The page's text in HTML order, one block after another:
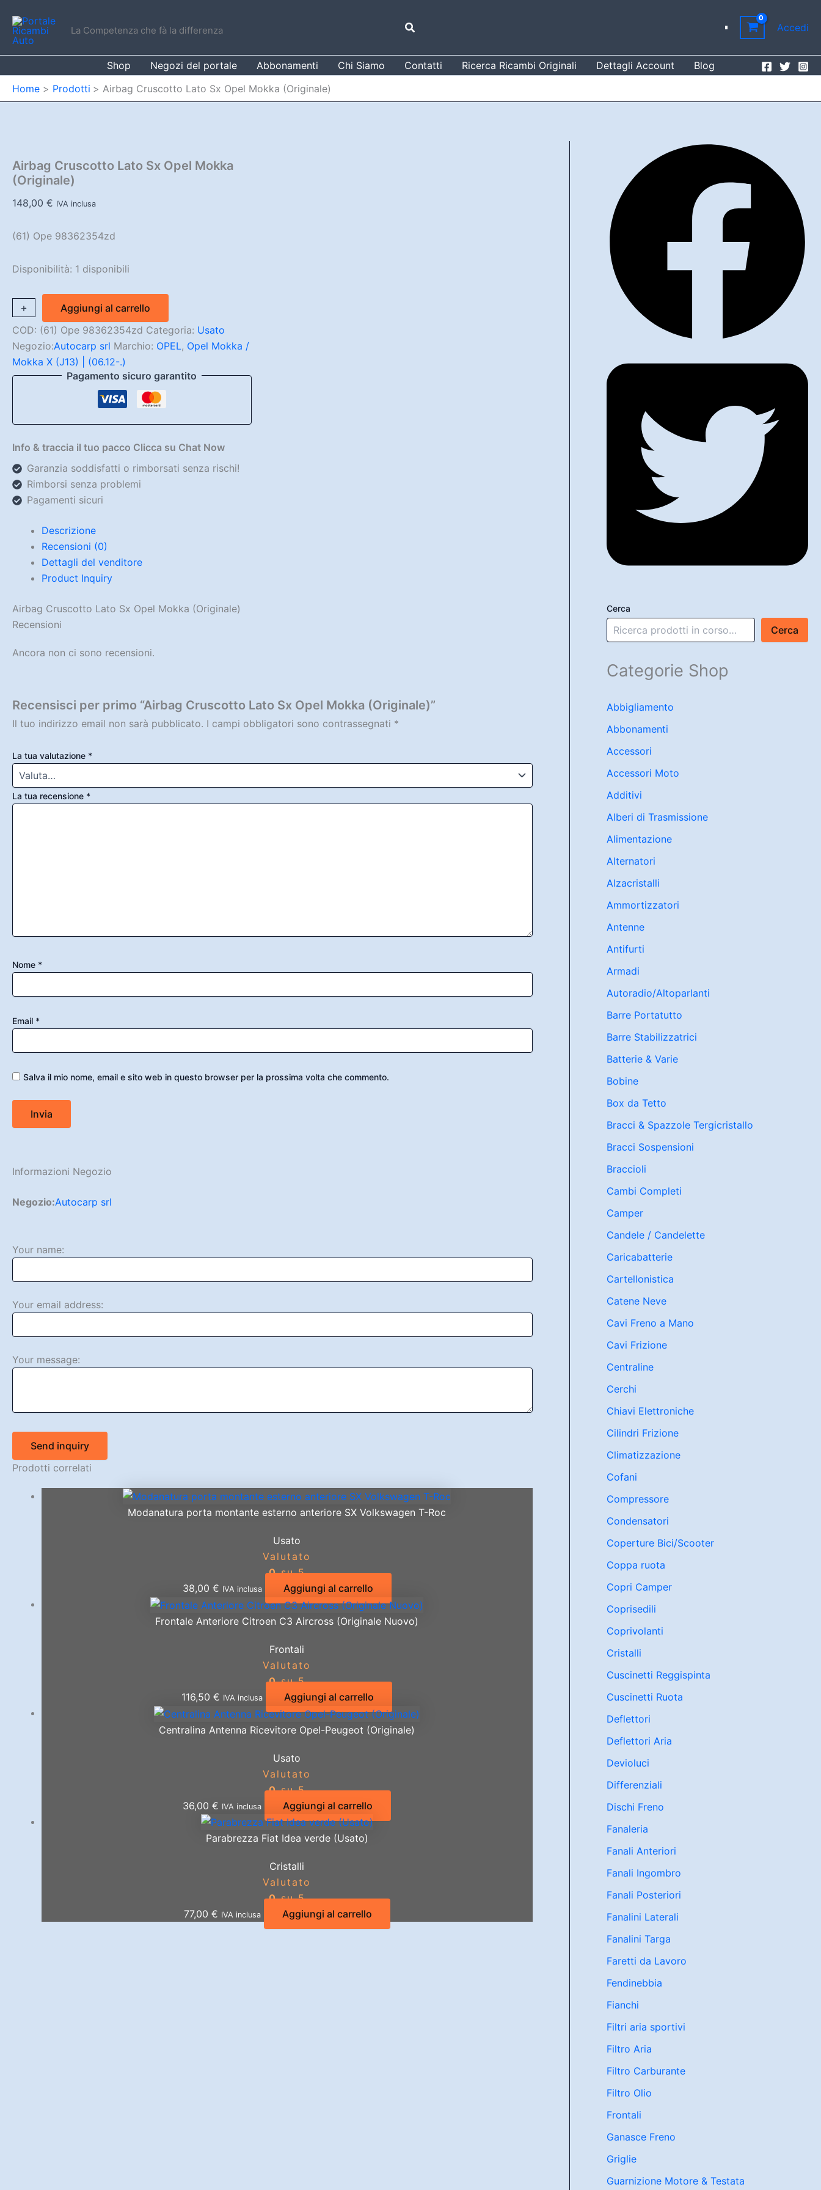
contenuto
La Competenza che fà la differenza Cerca Accedi
Shop Negozi del portale Abbonamenti Chi Siamo Contatti Ricerca Ricambi Originali Dettagli Account
Blog
Home
Prodotti Airbag Cruscotto Lato Sx Opel Mokka (Originale)
Airbag Cruscotto Lato Sx Opel Mokka
(Originale)
148,00 € IVA inclusa
(61) Ope 98362354zd
Disponibilità: 1 disponibili
-
Airbag
Cruscotto
Lato
Sx
Opel
Mokka
(Originale)
+
Aggiungi al carrello
COD: (61) Ope 98362354zd Categoria: Usato
Negozio:Autocarp srl Marchio: OPEL, Opel Mokka /
Mokka X (J13) | (06.12-.)
Pagamento sicuro garantito
Info & traccia il tuo pacco Clicca su Chat Now
Garanzia soddisfatti o rimborsati senza rischi!
Rimborsi senza problemi
Pagamenti sicuri
Descrizione
Recensioni (0)
Dettagli del venditore
Product Inquiry
Airbag Cruscotto Lato Sx Opel Mokka (Originale)
Recensioni
Ancora non ci sono recensioni.
Recensisci per primo “Airbag Cruscotto Lato Sx Opel Mokka (Originale)”
Il tuo indirizzo email non sarà pubblicato. I campi obbligatori sono contrassegnati *
La tua valutazione *
La tua recensione *
Nome *
Email *
Salva il mio nome, email e sito web in questo browser per la prossima volta che commento.
Informazioni Negozio
Negozio:Autocarp srl
Your name:
Your email address:
Your message:
Send inquiry
Prodotti correlati
Modanatura porta montante esterno anteriore SX Volkswagen T-Roc
Usato
Valutato
0su 5
38,00 € IVA inclusa Aggiungi al carrello
Frontale Anteriore Citroen C3 Aircross (Originale Nuovo)
Frontali
Valutato
0su 5
116,50€ IVA inclusa Aggiungi al carrello
Centralina Antenna Ricevitore Opel-Peugeot (Originale)
Usato
Valutato
0su 5
36,00€ IVA inclusa Aggiungi al carrello
Parabrezza Fiat Idea verde (Usato)
Cristalli
Valutato
0su 5
77,00 € IVA inclusa Aggiungi al carrello
Cerca
Cerca
Categorie Shop
Abbigliamento
Abbonamenti
Accessori
Accessori Moto
Additivi
Alberi di Trasmissione
Alimentazione
Alternatori
Alzacristalli
Ammortizzatori
Antenne
Antifurti
Armadi
Autoradio/Altoparlanti
Barre Portatutto
Barre Stabilizzatrici
Batterie & Varie
Bobine
Box da Tetto
Bracci & Spazzole Tergicristallo
Bracci Sospensioni
Braccioli
Cambi Completi
Camper
Candele / Candelette
Caricabatterie
Cartellonistica
Catene Neve
Cavi Freno a Mano
Cavi Frizione
Centraline
Cerchi
Chiavi Elettroniche
Cilindri Frizione
Climatizzazione
Cofani
Compressore
Condensatori
Coperture Bici/Scooter
Coppa ruota
Copri Camper
Coprisedili
Coprivolanti
Cristalli
Cuscinetti Reggispinta
Cuscinetti Ruota
Deflettori
Deflettori Aria
Devioluci
Differenziali
Dischi Freno
Fanaleria
Fanali Anteriori
Fanali Ingombro
Fanali Posteriori
Fanalini Laterali
Fanalini Targa
Faretti da Lavoro
Fendinebbia
Fianchi
Filtri aria sportivi
Filtro Aria
Filtro Carburante
Filtro Olio
Frontali
Ganasce Freno
Griglie
Guarnizione Motore & Testata